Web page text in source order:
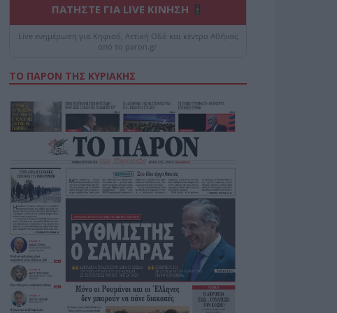
ΠΑΤΗΣΤΕ ΓΙΑ LIVE ΚΙΝΗΣΗ
Live ενημέρωση για Κηφισό, Αττική Οδό και κέντρο Αθήνας
από το paron.gr
ΤΟ ΠΑΡΟΝ ΤΗΣ ΚΥΡΙΑΚΗΣ